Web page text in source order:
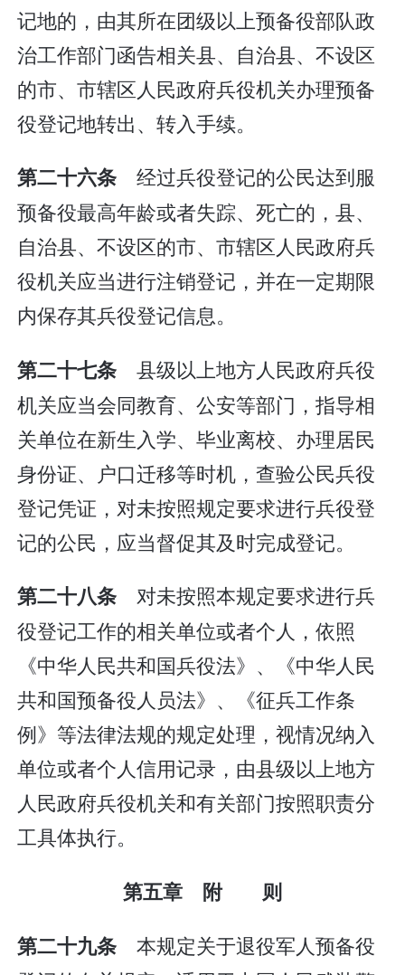
记地的，由其所在团级以上预备役部队政
治工作部门函告相关县、自治县、不设区
的市、市辖区人民政府兵役机关办理预备
役登记地转出、转入手续。
第二十六条经过兵役登记的公民达到服
预备役最高年龄或者失踪、死亡的，县、
自治县、不设区的市、市辖区人民政府兵
役机关应当进行注销登记，并在一定期限
内保存其兵役登记信息。
第二十七条县级以上地方人民政府兵役
机关应当会同教育、公安等部门，指导相
关单位在新生入学、毕业离校、办理居民
身份证、户口迁移等时机，查验公民兵役
登记凭证，对未按照规定要求进行兵役登
记的公民，应当督促其及时完成登记。
第二十八条对未按照本规定要求进行兵
役登记工作的相关单位或者个人，依照
《中华人民共和国兵役法》、《中华人民
共和国预备役人员法》、《征兵工作条
例》等法律法规的规定处理，视情况纳入
单位或者个人信用记录，由县级以上地方
人民政府兵役机关和有关部门按照职责分
工具体执行。
第五章 附 则
第二十九条 本规定关于退役军人预备役